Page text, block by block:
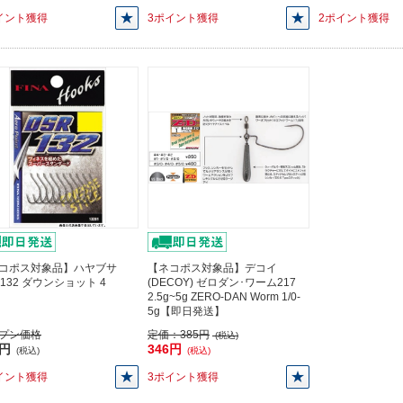
ント獲得 3ポイント獲得 2ポイント獲得
コポス対象品】ハヤブサ
ダウンショット 4
ン価格
(税込)
ント獲得
【ネコポス対象品】デコイ
(DECOY) ゼロダン･ワーム217
2.5g~5g ZERO-DAN Worm 1/0-
5g【即日発送】
定価：385円 (税込)
346円 (税込)
3ポイント獲得